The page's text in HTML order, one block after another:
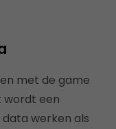
met de game
wordt een
werken als